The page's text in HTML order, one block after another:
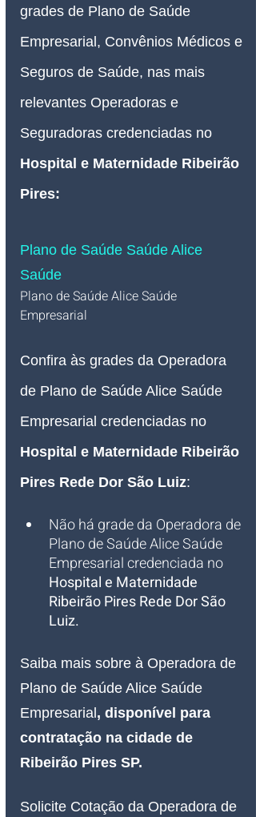
grades de Plano de Saúde
Empresarial, Convênios Médicos e
Seguros de Saúde, nas mais
relevantes Operadoras e
Seguradoras credenciadas no
Hospital e Maternidade Ribeirão
Pires:
Plano de Saúde Saúde Alice
Saúde
Plano de Saúde Alice Saúde
Empresarial
Confira às grades da Operadora
de Plano de Saúde Alice Saúde
Empresarial credenciadas no
Hospital e Maternidade Ribeirão
Pires Rede Dor São Luiz:
Não há grade da Operadora de
Plano de Saúde Alice Saúde
Empresarial credenciada no
Hospital e Maternidade
Ribeirão Pires Rede Dor São
Luiz.
Saiba mais sobre à Operadora de
Plano de Saúde Alice Saúde
Empresarial , disponível para
contratação na cidade de
Ribeirão Pires SP.
Solicite Cotação da Operadora de